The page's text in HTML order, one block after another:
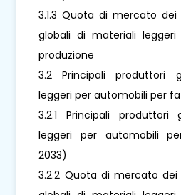
3.1.3 Quota di mercato
globali di materiali
produzione
3.2 Principali produttori
leggeri per automobili per
3.2.1 Principali
leggeri per automobili
2033)
3.2.2 Quota di mercato